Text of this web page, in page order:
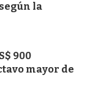
la
900
mayor de